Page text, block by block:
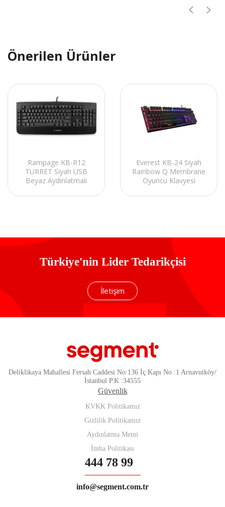
Önerilen Ürünler
Rampage KB-R12
TURRET Siyah USB
Beyaz Aydınlatmalı
Mekanik Gaming
Everest KB-24 Siyah
Rainbow Q Membrane
Oyuncu Klavyesi
Türkiye'nin Lider Tedarikçisi
İletişim
Deliklikaya Mahallesi Fersah Caddesi No:136 İç Kapı No :1 Arnavutköy/
İstanbul P.K :34555
Güvenlik
KVKK Politikamız
Gizlilik Politikamız
Aydınlatma Metni
İmha Politikası
444 78 99
info@segment.com.tr